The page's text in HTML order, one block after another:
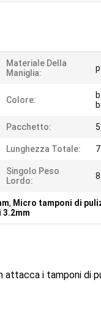
Materiale Della
Maniglia:
Colore:
Pacchetto:
Lunghezza Totale:
Singolo Peso
Lordo:
, Micro tamponi di
i tamponi di